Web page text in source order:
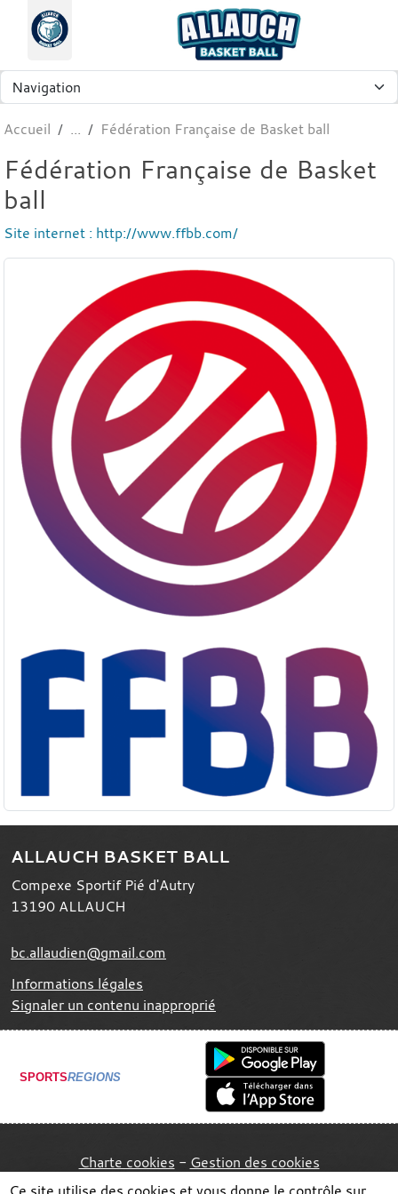
Accueil Fédération Française de Basket ball
Fédération Française de Basket
ball
Site internet : http://www.ffbb.com/
ALLAUCH BASKET BALL
Compexe Sportif Pié d'Autry
13190 ALLAUCH
bc.allaudien@gmail.com
Informations légales
Signaler un contenu inapproprié
SPORTSREGIONS
Charte cookies Gestion des cookies
Panneau de gestion des cookies